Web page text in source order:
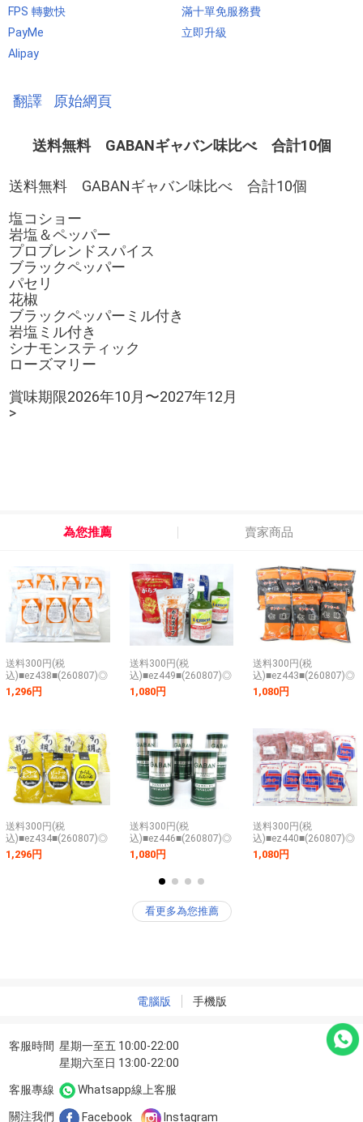
FPS 轉數快
PayMe
Alipay
滿十單免服務費
立即升級
翻譯 原始網頁
送料無料 GABANギャバン味比べ 合計10個
送料無料 GABANギャバン味比べ 合計10個
塩コショー
岩塩＆ペッパー
プロブレンドスパイス
ブラックペッパー
パセリ
花椒
ブラックペッパーミル付き
岩塩ミル付き
シナモンスティック
ローズマリー
賞味期限2026年10月〜2027年12月
>
為您推薦 賣家商品
送料300円(税
込)■ez438■(260807)◎
三島食品 ごまあえの素
500g 7点【シンオク】
1,296円
送料300円(税
込)■ez434■(260807)◎
すり胡麻・ピーナッツ
あえの素 等 3種 7点
1,296円
送料300円(税
込)■ez449■(260807)◎
ポッカレモン・がらス
ープの素 等 4種 5点
1,080円
送料300円(税
込)■ez446■(260807)◎
ハウス GABAN パセリ
みじん切り 16g 5点
1,080円
送料300円(税
込)■ez443■(260807)◎
サンホーム 七味 300g 7
点【シンオク】
1,080円
送料300円(税
込)■ez440■(260807)◎
コショー・一味唐辛子
2種 8点【シンオク】
1,080円
看更多為您推薦
電腦版 手機版
客服時間 星期一至五 10:00-22:00
星期六至日 13:00-22:00
客服專線 Whatsapp線上客服
關注我們 Facebook Instagram